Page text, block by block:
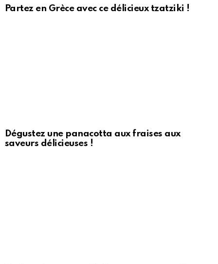
Partez en Grèce avec ce délicieux tzatziki !
Dégustez une panacotta aux fraises aux
saveurs délicieuses !